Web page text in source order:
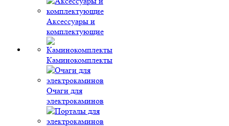
Аксессуары и
комплектующие
Каминокомплекты
Очаги для
электрокаминов